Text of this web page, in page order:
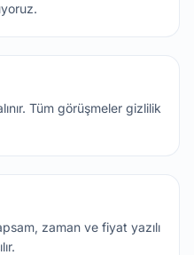
Tüm görüşmeler gizlilik
zaman ve fiyat yazılı